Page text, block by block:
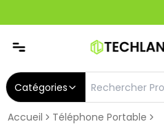
Catégories
Accueil
Téléphone Portable